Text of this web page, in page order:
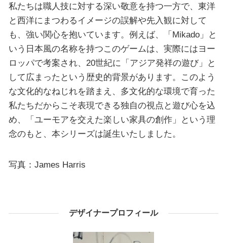
私たちは職人技に対する深い敬意を持つ一方で、東洋
と西洋にまつわるイメージの誤解や先入観に対して
も、強い関心を抱いています。例えば、「Mikado」と
いう日本風の名称を持つこのゲームは、実際にはヨー
ロッパで考案され、20世紀に「アジア発祥の遊び」と
して広まったという歴史的背景があります。このよう
な文化的なねじれを踏まえ、多文化的な環境で育った
私たちだからこそ表現できる独自の視点と遊び心を込
め、「ユーモアを交えた楽しい家具の創作」という理
念のもと、本シリーズは誕生いたしました。
写真：James Harris
デザイナープロフィール